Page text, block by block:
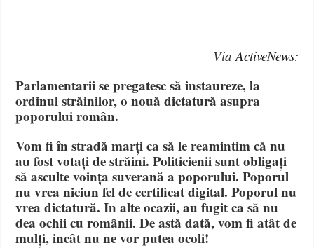
ViaActiveNews:
Parlamentarii se pregatesc să instaureze, la
ordinul străinilor, o nouă dictatură asupra
poporului român.
Vom fi în stradă marți ca să le reamintim că nu
au fost votați de străini. Politicienii sunt obligați
să asculte voința suverană a poporului. Poporul
nu vrea niciun fel de certificat digital. Poporul nu
vrea dictatură. In alte ocazii, au fugit ca să nu
dea ochii cu românii. De astă dată, vom fi atât de
mulți, incât nu ne vor putea ocoli!